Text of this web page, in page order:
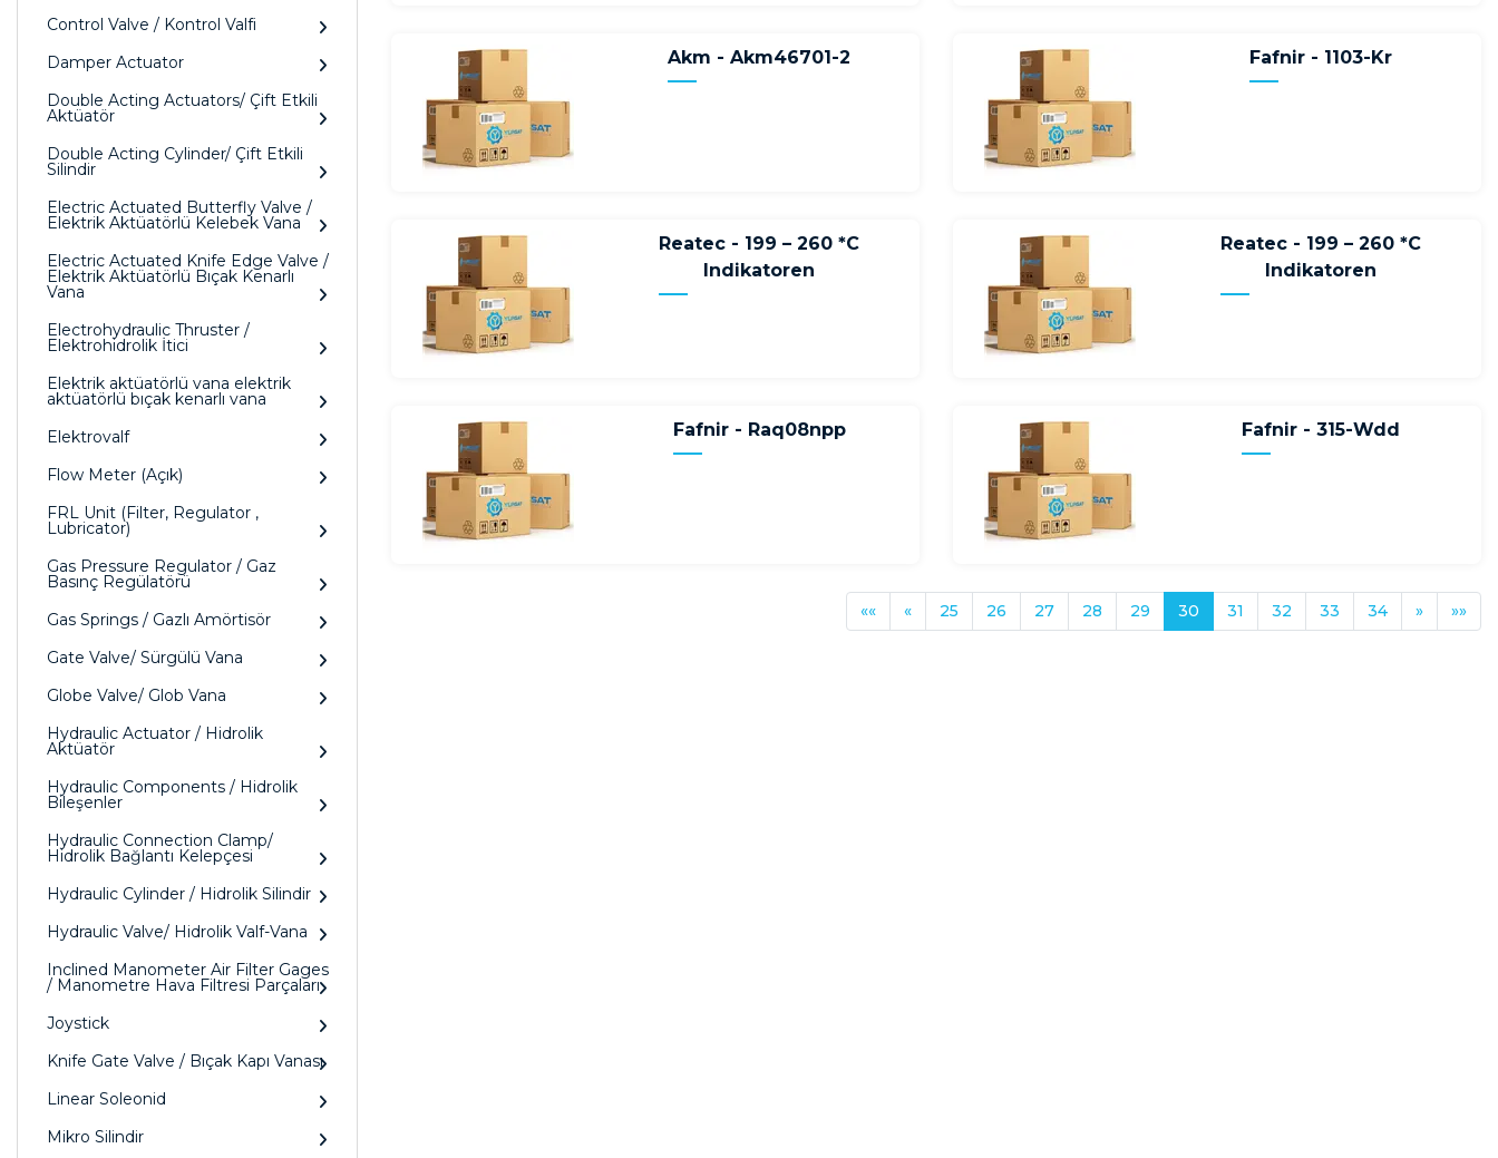
Control Valve / Kontrol Valfi
Damper Actuator
Double Acting Actuators/ Çift Etkili
Aktüatör
Double Acting Cylinder/ Çift Etkili
Silindir
Electric Actuated Butterfly Valve /
Elektrik Aktüatörlü Kelebek Vana
Electric Actuated Knife Edge Valve /
Elektrik Aktüatörlü Bıçak Kenarlı
Vana
Electrohydraulic Thruster /
Elektrohidrolik İtici
Elektrik aktüatörlü vana elektrik
aktüatörlü bıçak kenarlı vana
Elektrovalf
Flow Meter (Açık)
FRL Unit (Filter, Regulator ,
Lubricator)
Gas Pressure Regulator / Gaz
Basınç Regülatörü
Gas Springs / Gazlı Amörtisör
Gate Valve/ Sürgülü Vana
Globe Valve/ Glob Vana
Hydraulic Actuator / Hidrolik
Aktüatör
Hydraulic Components / Hidrolik
Bileşenler
Hydraulic Connection Clamp/
Hidrolik Bağlantı Kelepçesi
Hydraulic Cylinder / Hidrolik Silindir
Hydraulic Valve/ Hidrolik Valf-Vana
Inclined Manometer Air Filter Gages
/ Manometre Hava Filtresi Parçaları
Joystick
Knife Gate Valve / Bıçak Kapı Vanası
Linear Soleonid
Mikro Silindir
Akm - Akm46701-2 Fafnir - 1103-Kr
Reatec - 199 – 260 *C
Indikatoren
Reatec - 199 – 260 *C
Indikatoren
Fafnir - Raq08npp Fafnir - 315-Wdd
«« « 25 26 27 28 29 30 31 32 33 34 » »»